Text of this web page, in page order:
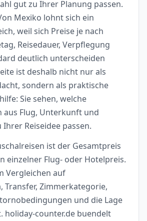
gut zu Ihrer Planung passen.
Mexiko lohnt sich ein
weil sich Preise je nach
Reisedauer, Verpflegung
deutlich unterscheiden
ist deshalb nicht nur als
sondern als praktische
Sie sehen, welche
aus Flug, Unterkunft und
Reiseidee passen.
ist der Gesamtpreis
einzelner Flug- oder Hotelpreis.
Vergleichen auf
Transfer, Zimmerkategorie,
und die Lage
holiday-counter.de buendelt